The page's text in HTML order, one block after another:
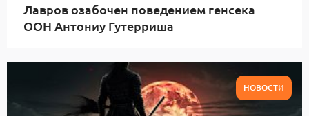
Лавров озабочен поведением генсека
ООН Антониу Гутерриша
НОВОСТИ